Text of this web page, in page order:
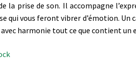
la prise de son. Il accompagne
qui vous feront vibrer d’émotion.
harmonie tout ce que contient un